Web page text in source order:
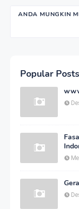
ANDA MUNGKIN
Popular Posts